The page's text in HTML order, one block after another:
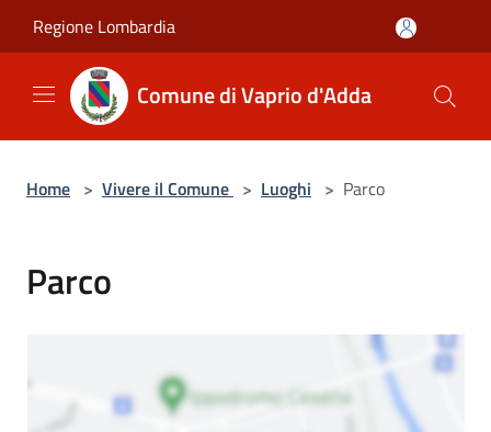
Regione Lombardia
Comune di Vaprio d'Adda
Home > Vivere il Comune > Luoghi > Parco
Parco